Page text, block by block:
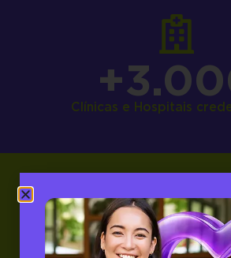
+
Clínicas e Hospitais
benefíciospara
dúvidas na
plano Select